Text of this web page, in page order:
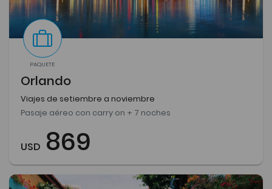
PAQUETE
Orlando
Viajes de setiembre a noviembre
Pasaje aéreo con carry on + 7 noches
USD 869